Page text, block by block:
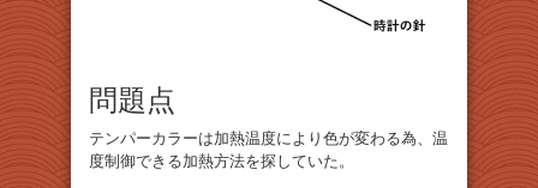
問題点
テンパーカラーは加熱温度により色が変わる為、温
度制御できる加熱方法を探していた。